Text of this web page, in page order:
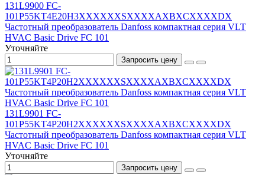
131L9900 FC-
101P55KT4E20H3XXXXXXSXXXXAXBXCXXXXDX
Частотный преобразователь Danfoss компактная серия VLT
HVAC Basic Drive FC 101
Уточняйте
Запросить цену
131L9901 FC-
101P55KT4P20H2XXXXXXSXXXXAXBXCXXXXDX
Частотный преобразователь Danfoss компактная серия VLT
HVAC Basic Drive FC 101
Уточняйте
Запросить цену